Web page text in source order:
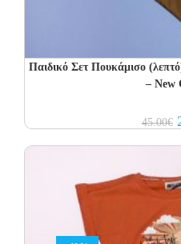
Παιδικό Σετ Πουκάμισο
– New
45.00€